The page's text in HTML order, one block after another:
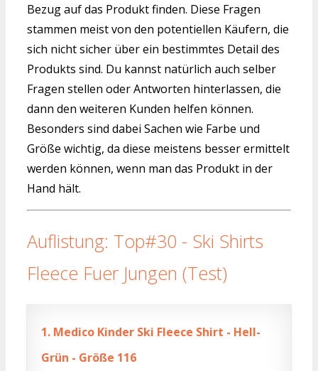
Bezug auf das Produkt finden. Diese Fragen
stammen meist von den potentiellen Käufern, die
sich nicht sicher über ein bestimmtes Detail des
Produkts sind. Du kannst natürlich auch selber
Fragen stellen oder Antworten hinterlassen, die
dann den weiteren Kunden helfen können.
Besonders sind dabei Sachen wie Farbe und
Größe wichtig, da diese meistens besser ermittelt
werden können, wenn man das Produkt in der
Hand hält.
Auflistung: Top#30 - Ski Shirts
Fleece Fuer Jungen (Test)
1. Medico Kinder Ski Fleece Shirt - Hell-
Grün - Größe 116